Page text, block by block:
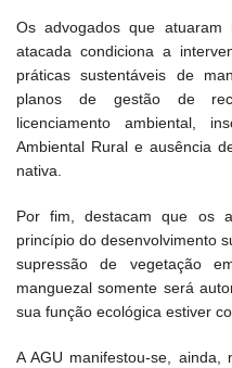
Os advogados que
atacada condiciona a
práticas sustentáveis de
planos de gestão de
licenciamento ambiental,
Ambiental Rural e ausência
nativa.
Por fim, destacam que os
princípio do desenvolvimento
supressão de vegetação
manguezal somente será
sua função ecológica estiver
A AGU manifestou-se, ainda,